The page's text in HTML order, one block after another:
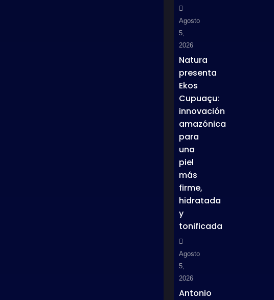
Agosto
5,
2026
Natura
presenta
Ekos
Cupuaçu:
innovación
amazónica
para
una
piel
más
firme,
hidratada
y
tonificada
Agosto
5,
2026
Antonio